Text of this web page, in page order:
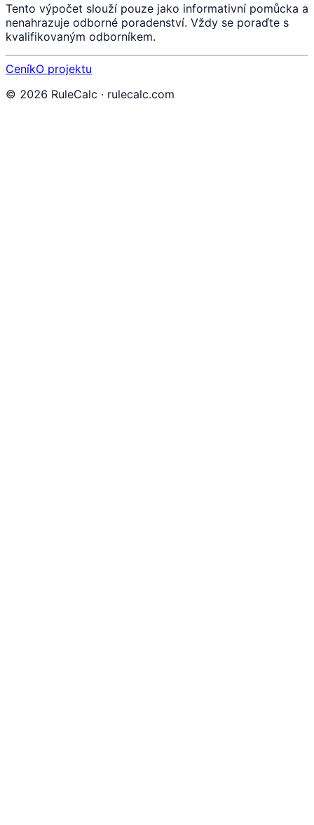
Tento výpočet slouží pouze jako informativní pomůcka a
nenahrazuje odborné poradenství. Vždy se poraďte s
kvalifikovaným odborníkem.
CeníkO projektu
© 2026 RuleCalc · rulecalc.com